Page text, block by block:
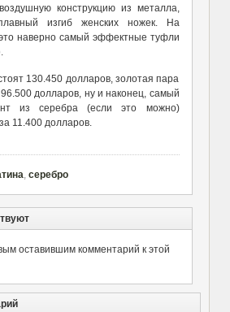
конструкцию из металла,
изгиб женских ножек. На
наверно самый эффектные туфли
130.450 долларов, золотая пара
долларов, ну и наконец, самый
из серебра (если это можно)
11.400 долларов.
серебро
оставившим комментарий к этой